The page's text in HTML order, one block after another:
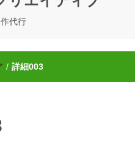
代行
/ 詳細003